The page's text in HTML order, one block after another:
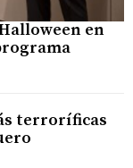
en
terroríficas